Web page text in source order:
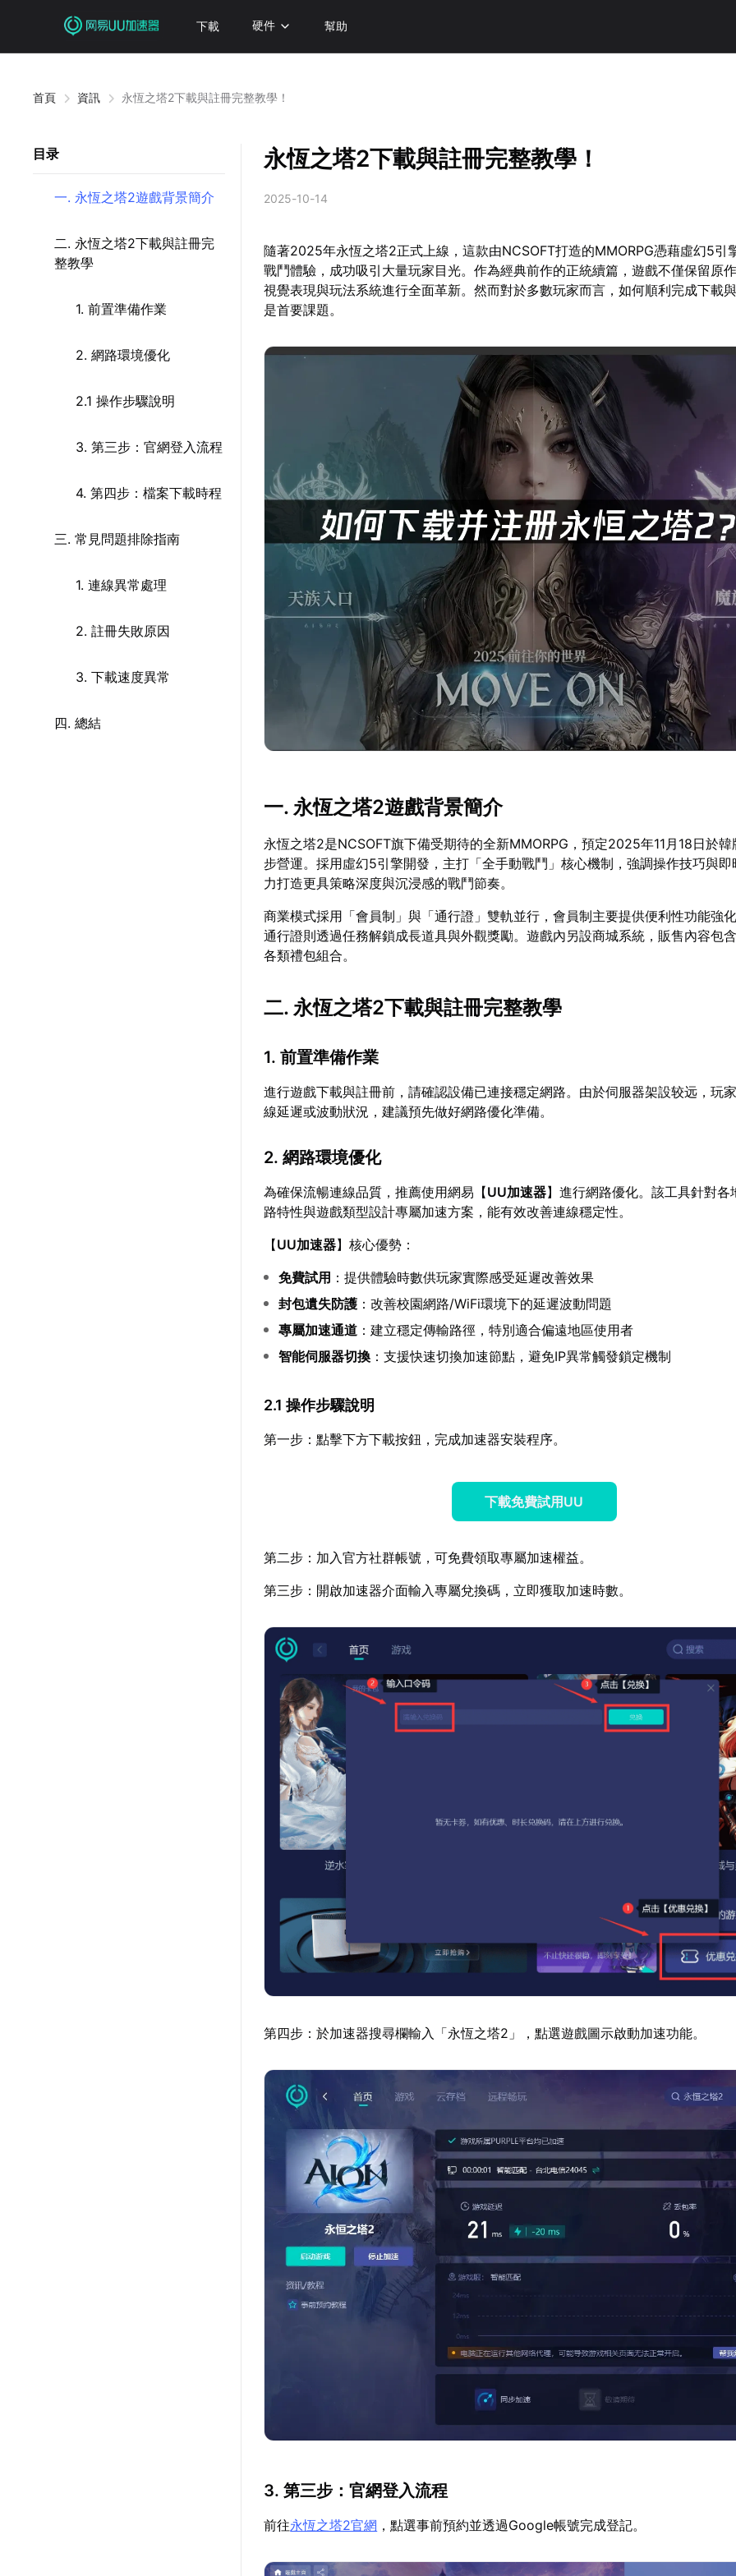
下載 硬件 幫助
首頁 資訊 永恆之塔2下載與註冊完整教學！
目录
一. 永恆之塔2遊戲背景簡介
二. 永恆之塔2下載與註冊完
整教學
1. 前置準備作業
2. 網路環境優化
2.1 操作步驟說明
3. 第三步：官網登入流程
4. 第四步：檔案下載時程
三. 常見問題排除指南
1. 連線異常處理
2. 註冊失敗原因
3. 下載速度異常
四. 總結
永恆之塔2下載與註冊完整教學！
2025-10-14
隨著2025年永恆之塔2正式上線，這款由NCSOFT打造的MMORPG憑藉虛幻5引
戰鬥體驗，成功吸引大量玩家目光。作為經典前作的正統續篇，遊戲不僅保留原
視覺表現與玩法系統進行全面革新。然而對於多數玩家而言，如何順利完成下載
是首要課題。
一. 永恆之塔2遊戲背景簡介
永恆之塔2是NCSOFT旗下備受期待的全新MMORPG，預定2025年11月18日於韓
步營運。採用虛幻5引擎開發，主打「全手動戰鬥」核心機制，強調操作技巧與即
力打造更具策略深度與沉浸感的戰鬥節奏。
商業模式採用「會員制」與「通行證」雙軌並行，會員制主要提供便利性功能強化
通行證則透過任務解鎖成長道具與外觀獎勵。遊戲內另設商城系統，販售內容包
各類禮包組合。
二. 永恆之塔2下載與註冊完整教學
1. 前置準備作業
進行遊戲下載與註冊前，請確認設備已連接穩定網路。由於伺服器架設较远，玩
線延遲或波動狀況，建議預先做好網路優化準備。
2. 網路環境優化
為確保流暢連線品質，推薦使用網易【UU加速器】進行網路優化。該工具針對各
路特性與遊戲類型設計專屬加速方案，能有效改善連線穩定性。
【UU加速器】核心優勢：
免費試用 ：提供體驗時數供玩家實際感受延遲改善效果
封包遺失防護 ：改善校園網路/WiFi環境下的延遲波動問題
專屬加速通道 ：建立穩定傳輸路徑，特別適合偏遠地區使用者
智能伺服器切換 ：支援快速切換加速節點，避免IP異常觸發鎖定機制
2.1 操作步驟說明
第一步：點擊下方下載按鈕，完成加速器安裝程序。
下載免費試用UU
第二步：加入官方社群帳號，可免費領取專屬加速權益。
第三步：開啟加速器介面輸入專屬兌換碼，立即獲取加速時數。
第四步：於加速器搜尋欄輸入「永恆之塔2」，點選遊戲圖示啟動加速功能。
3. 第三步：官網登入流程
前往永恆之塔2官網 ，點選事前預約並透過Google帳號完成登記。